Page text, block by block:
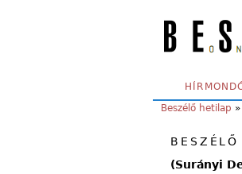
SECONDARY
YOU ARE
Beszélő hetilap »
(Surányi